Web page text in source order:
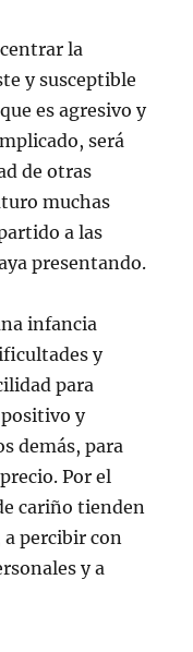
la
y susceptible
es agresivo y
será
de otras
muchas
a las
presentando.
infancia
y
para
y
demás, para
Por el
cariño tienden
a percibir con
y a